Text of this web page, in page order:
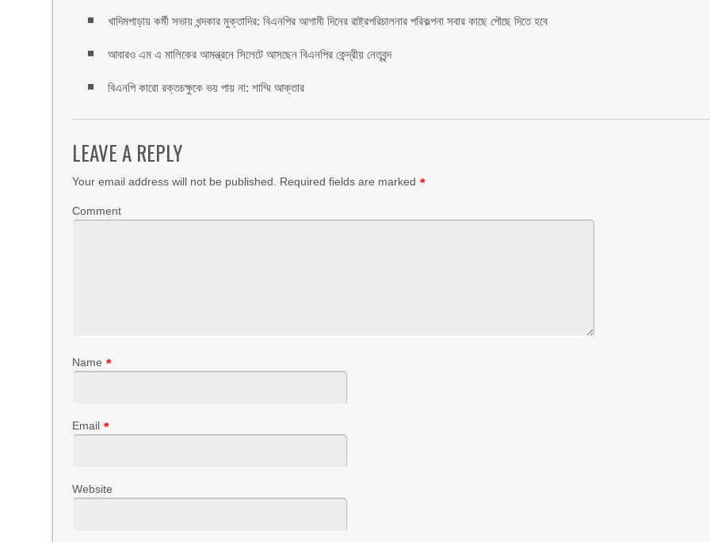
খাদিমপাড়ায় কর্মী সভায় খন্দকার মুক্তাদির: বিএনপির আগামী দিনের রাষ্ট্রপরিচালনার পরিকল্পনা সবার কাছে পৌছে দিতে হবে
আবারও এম এ মালিকের আমন্ত্রনে সিলেটে আসছেন বিএনপির কেন্দ্রীয় নেতৃবৃন্দ
বিএনপি কারো রক্তচক্ষুকে ভয় পায় না: শাম্মি আক্তার
LEAVE A REPLY
Your email address will not be published. Required fields are marked *
Comment
Name *
Email *
Website